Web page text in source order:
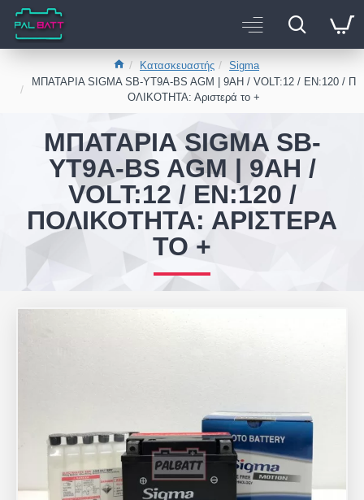
Κατασκευαστής
Sigma
ΜΠΑΤΑΡΙΑ SIGMA SB-YT9A-BS AGM | 9AH / VOLT:12 / EN:120 / Π
ΟΛΙΚΟΤΗΤΑ: Αριστερά το +
ΜΠΑΤΑΡΙΑ SIGMA SB-
YT9A-BS AGM | 9AH /
VOLT:12 / EN:120 /
ΠΟΛΙΚΟΤΗΤΑ: ΑΡΙΣΤΕΡΆ
ΤΟ +